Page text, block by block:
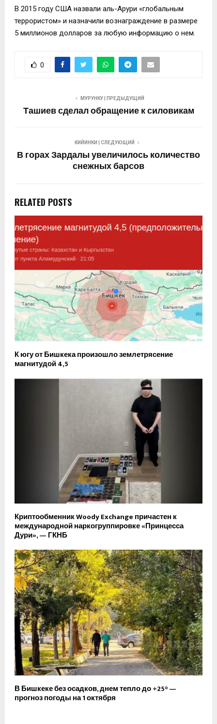
В 2015 году США назвали аль-Арури «глобальным
террористом» и назначили вознаграждение в размере
5 миллионов долларов за любую информацию о нем.
0
МУРУНКУ | ПРЕДЫДУЩИЙ
Ташиев сделал обращение к силовикам
КИЙИНКИ | СЛЕДУЮЩИЙ
В горах Зардалы увеличилось количество
снежных барсов
RELATED POSTS
К югу от Бишкека произошло землетрясение
магнитудой 4,5
Криптообменник Woody Exchange причастен к
международной наркогруппировке «Принцесса
Дури», — ГКНБ
В Бишкеке без осадков, днем тепло до +25° —
прогноз погоды на 1 октября